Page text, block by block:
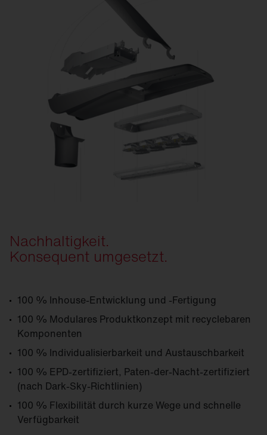
Nachhaltigkeit.
Konsequent umgesetzt.
100 % Inhouse-Entwicklung und -Fertigung
100 % Modulares Produktkonzept mit recyclebaren
Komponenten
100 % Individualisierbarkeit und Austauschbarkeit
100 % EPD-zertifiziert, Paten-der-Nacht-zertifiziert
(nach Dark-Sky-Richtlinien)
100 % Flexibilität durch kurze Wege und schnelle
Verfügbarkeit